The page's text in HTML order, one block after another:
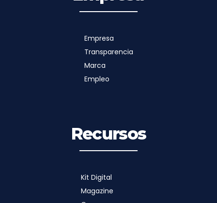
Empresa
Transparencia
Marca
Empleo
Recursos
Kit Digital
Magazine